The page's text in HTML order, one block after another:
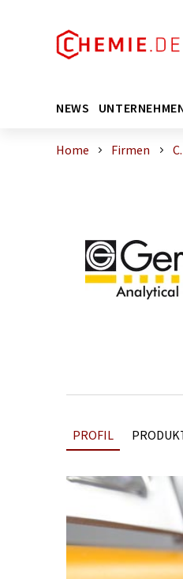
NEWS
Home Firmen
PROFIL